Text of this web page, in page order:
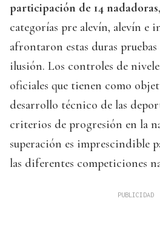
participación de 14 nadadoras
categorías pre alevín, alevín e
afrontaron estas duras
ilusión. Los controles de
oficiales que tienen como
desarrollo técnico de las
criterios de progresión en la
superación es imprescindible
las diferentes competiciones